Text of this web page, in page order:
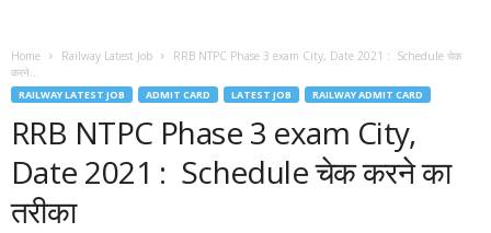
Home Railway Latest Job
RRB NTPC Phase 3 exam City, Date 2021 : Schedule चेक
करने...
RAILWAY LATEST JOB ADMIT CARD LATEST JOB RAILWAY ADMIT CARD
RRB NTPC Phase 3 exam City,
Date 2021 : Schedule चेक करने का
तरीका